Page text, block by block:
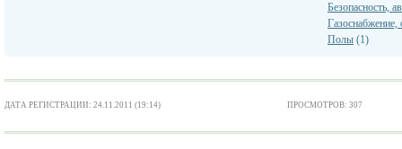
Безопасность,
Газоснабжение,
Полы (1)
ДАТА РЕГИСТРАЦИИ: 24.11.2011 (19:14) ПРОСМОТРОВ: 307